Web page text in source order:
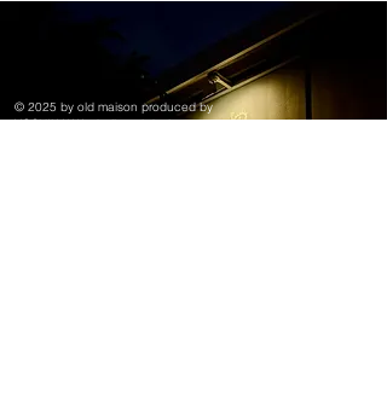
© 2025 by old maison produced by
YOSHIKAWA shoji co.,ltd. since 1969